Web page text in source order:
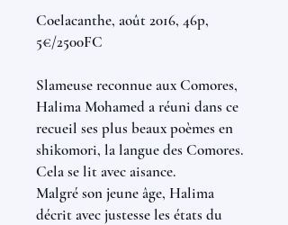
Coelacanthe, août 2016, 46p,
5€/2500FC
Slameuse reconnue aux Comores,
Halima Mohamed a réuni dans ce
recueil ses plus beaux poèmes en
shikomori, la langue des Comores.
Cela se lit avec aisance.
Malgré son jeune âge, Halima
décrit avec justesse les états du